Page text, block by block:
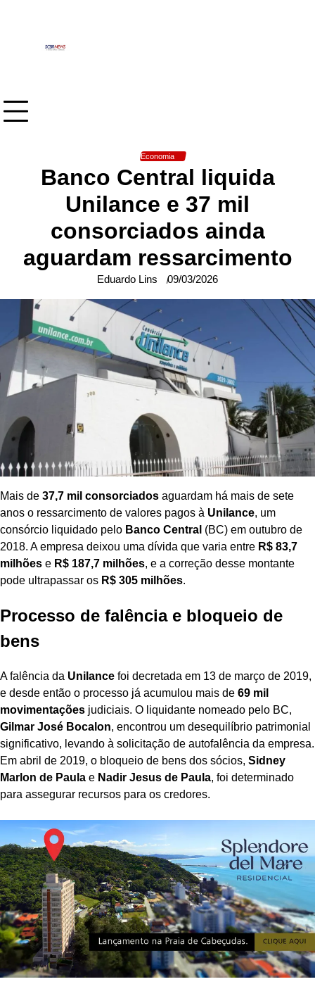
Economia
Banco Central liquida
Unilance e 37 mil
consorciados ainda
aguardam ressarcimento
Eduardo Lins 09/03/2026
Mais de 37,7 mil consorciados aguardam há mais de sete
anos o ressarcimento de valores pagos à Unilance, um
consórcio liquidado pelo Banco Central (BC) em outubro de
2018. A empresa deixou uma dívida que varia entre R$ 83,7
milhões e R$ 187,7 milhões, e a correção desse montante
pode ultrapassar os R$ 305 milhões.
Processo de falência e bloqueio de
bens
A falência da Unilance foi decretada em 13 de março de 2019,
e desde então o processo já acumulou mais de 69 mil
movimentações judiciais. O liquidante nomeado pelo BC,
Gilmar José Bocalon, encontrou um desequilíbrio patrimonial
significativo, levando à solicitação de autofalência da empresa.
Em abril de 2019, o bloqueio de bens dos sócios, Sidney
Marlon de Paula e Nadir Jesus de Paula, foi determinado
para assegurar recursos para os credores.